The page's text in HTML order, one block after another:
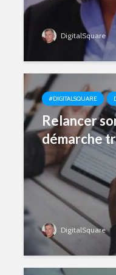
DigitalSquare
#DIGITALSQUARE
Relancer
démarche
DigitalSquare